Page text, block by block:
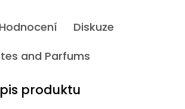
Hodnocení
Diskuze
and Parfums
produktu